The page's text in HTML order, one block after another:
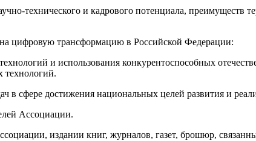
и кадрового потенциала, преимуществ
трансформацию в Российской Федерации:
и использования конкурентоспособных
технологий.
в сфере достижения национальных целей развития и
Ассоциации.
издании книг, журналов, газет, брошюр,